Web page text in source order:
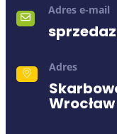
Adres e-mail
Adres
Wrocław